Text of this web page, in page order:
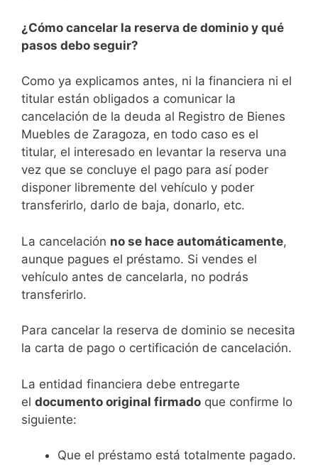
¿Cómo cancelar la reserva de dominio y qué
pasos debo seguir?
Como ya explicamos antes, ni la financiera ni el
titular están obligados a comunicar la
cancelación de la deuda al Registro de Bienes
Muebles de Zaragoza, en todo caso es el
titular, el interesado en levantar la reserva una
vez que se concluye el pago para así poder
disponer libremente del vehículo y poder
transferirlo, darlo de baja, donarlo, etc.
La cancelación no se hace automáticamente,
aunque pagues el préstamo. Si vendes el
vehículo antes de cancelarla, no podrás
transferirlo.
Para cancelar la reserva de dominio se necesita
la carta de pago o certificación de cancelación.
La entidad financiera debe entregarte
el documento original firmado que confirme lo
siguiente:
Que el préstamo está totalmente pagado.